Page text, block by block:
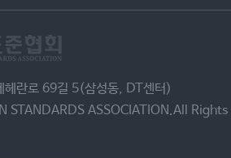
헤란로 69길 5(삼성동, DT센터)
STANDARDS ASSOCIATION.All Rights